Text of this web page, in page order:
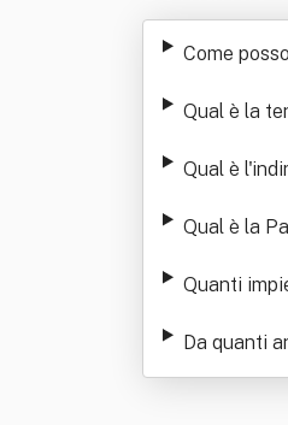
Come
Qual è la
Qual è
Qual è la
Quanti
Da quanti